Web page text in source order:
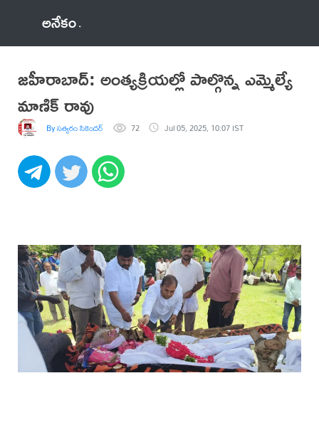
అనేకం
జహీరాబాద్: అంత్యక్రియల్లో పాల్గొన్న ఎమ్మెల్యే
మాణిక్ రావు
By సత్యరం సికెందర్ 72 Jul 05, 2025, 10:07 IST